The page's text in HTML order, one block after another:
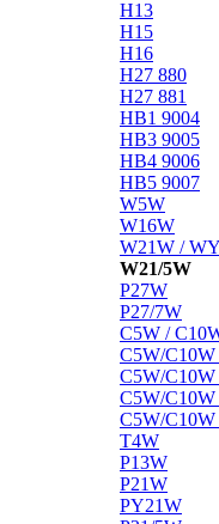
H13
H15
H16
H27 880
H27 881
HB1 9004
HB3 9005
HB4 9006
HB5 9007
W5W
W16W
W21W /
W21/5W
P27W
P27/7W
C5W /
C5W/
C5W/
C5W/
C5W/
T4W
P13W
P21W
PY21W